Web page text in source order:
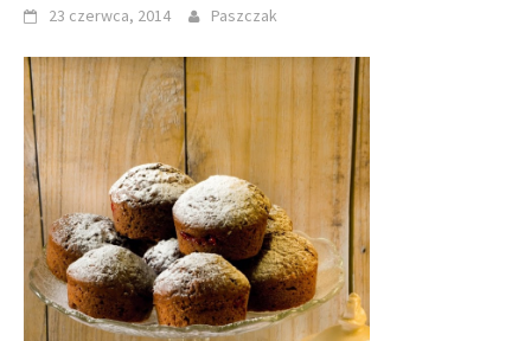
23 czerwca, 2014 Paszczak